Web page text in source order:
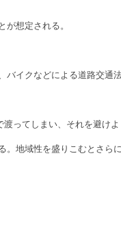
想定される。
イクなどによる道路交通
ってしまい、それを避け
地域性を盛りこむとさら